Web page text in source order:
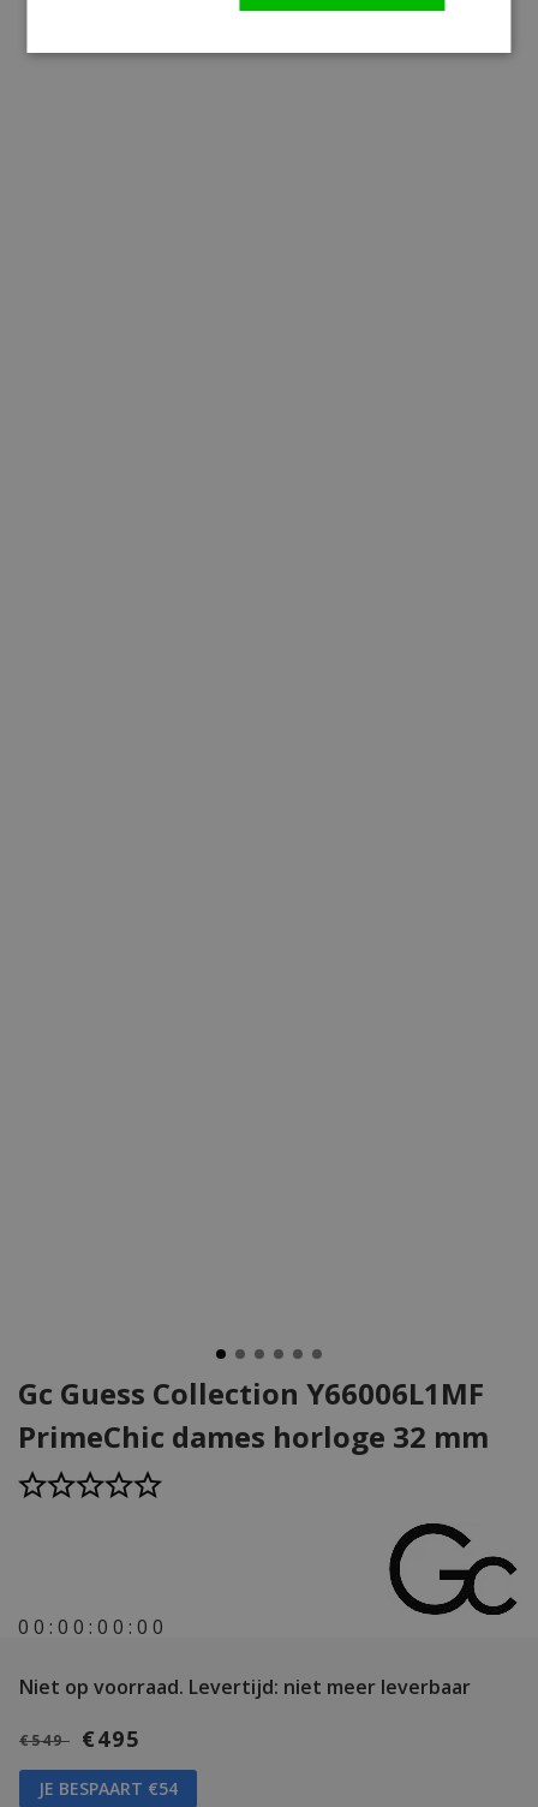
Gc Guess Collection Y66006L1MF
PrimeChic dames horloge 32 mm
0 0 : 0 0 : 0 0 : 0 0
Niet op voorraad. Levertijd: niet meer leverbaar
€549 €495
JE BESPAART €54